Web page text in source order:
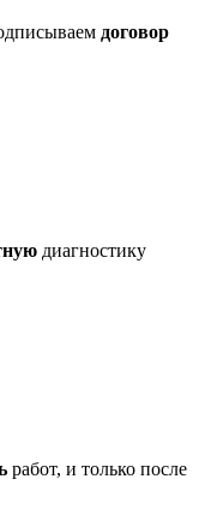
договор
диагностику
работ, и только после